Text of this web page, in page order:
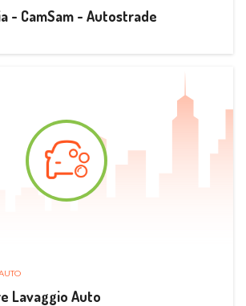
- CamSam - Autostrade
Lavaggio Auto